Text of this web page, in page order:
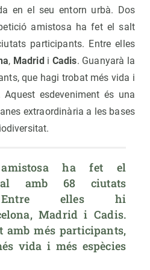
en el seu entorn urbà. Dos
amistosa ha fet el salt
participants. Entre elles
, Madridi Cadis. Guanyarà la
que hagi trobat més vida i
Aquest esdeveniment és una
extraordinària a les bases
ha fet el
amb 68 ciutats
Entre elles hi
Madrid i Cadis.
amb més participants,
vida i més espècies